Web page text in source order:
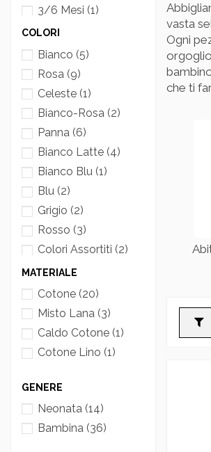
vasta
Ogni
che ti
3/6 Mesi (1)
Taglia Unica
4 Anni (4)
6 Anni(1)
3 Anni(4)
COLORI
Bianco (5)
Rosa (9)
Celeste (1)
Bianco-Rosa (2)
Panna (6)
Bianco Latte (4)
Bianco Blu (1)
Blu (2)
Grigio (2)
Rosso (3)
Colori Assortiti (2)
Bianco Nero
Grigio Fucsia
Rosa Nero (1)
MATERIALE
Cotone (20)
Misto Lana (3)
Caldo Cotone (1)
Cotone Lino (1)
GENERE
Neonata (14)
Bambina (36)